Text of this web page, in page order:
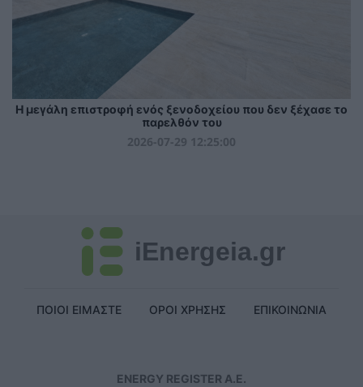
Η μεγάλη επιστροφή ενός ξενοδοχείου που δεν ξέχασε το
παρελθόν του
2026-07-29 12:25:00
iEnergeia.gr
ΠΟΙΟΙ ΕΙΜΑΣΤΕ ΟΡΟΙ ΧΡΗΣΗΣ ΕΠΙΚΟΙΝΩΝΙΑ
ENERGY REGISTER Α.Ε.